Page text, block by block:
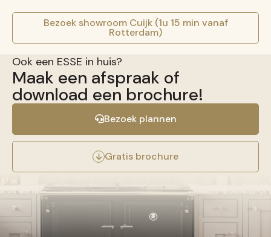
Bezoek showroom Cuijk (1u 15 min vanaf
Rotterdam)
Ook een ESSE in huis?
Maak een afspraak of
download een brochure!
Bezoek plannen
Gratis brochure